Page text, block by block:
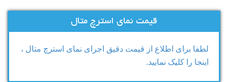
قیمت نمای استرچ متال
لطفا برای اطلاع از قیمت دقیق اجرای نمای استرچ متال ،
اینجا را کلیک نمایید.